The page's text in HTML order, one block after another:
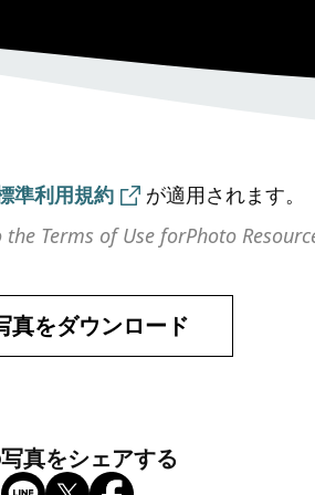
準利用規約 が適用されます。
Terms of Use forPhoto
真をダウンロード
真をシェアする